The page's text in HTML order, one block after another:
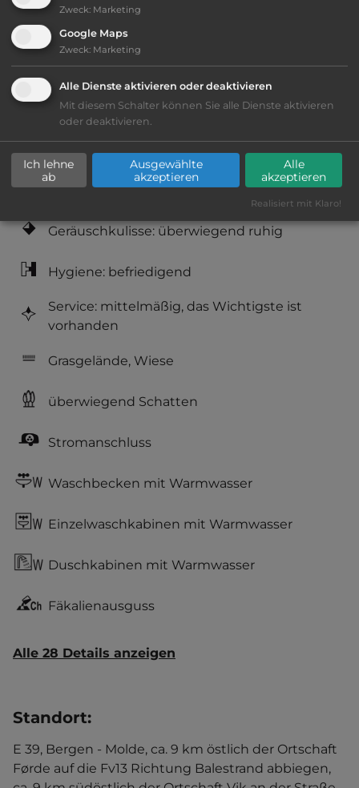
naturbelassener Platz
bis 30,- Euro
Klassifizierung: ausreichend
Platzeinrichtung: ausreichend
Geräuschkulisse: überwiegend ruhig
Hygiene: befriedigend
Service: mittelmäßig, das Wichtigste ist
vorhanden
Grasgelände, Wiese
überwiegend Schatten
Stromanschluss
Waschbecken mit Warmwasser
Einzelwaschkabinen mit Warmwasser
Duschkabinen mit Warmwasser
Fäkalienausguss
Alle 28 Details anzeigen
Standort:
E 39, Bergen - Molde, ca. 9 km östlich der Ortschaft
Førde auf die Fv13 Richtung Balestrand abbiegen,
Zweck: Marketing
Google Maps
Zweck: Marketing
Alle Dienste aktivieren oder deaktivieren
Mit diesem Schalter können Sie alle Dienste aktivieren
oder deaktivieren.
Ich lehne
ab
Ausgewählte
akzeptieren
Alle
akzeptieren
Realisiert mit Klaro!